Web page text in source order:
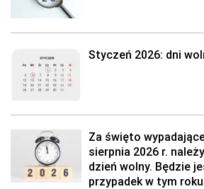
Styczeń 2026: dni
Za święto
sierpnia 2026 r.
dzień wolny. Będzie
przypadek w tym roku